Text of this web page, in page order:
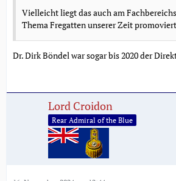
Vielleicht liegt das auch am
Thema Fregatten unserer Zeit
Dr. Dirk Böndel war sogar bis 2020 der
Lord Croidon
Rear Admiral of the Blue